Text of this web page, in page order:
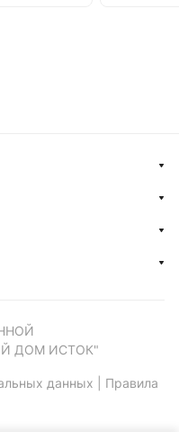
ДОМ ИСТОК"
данных
Правила